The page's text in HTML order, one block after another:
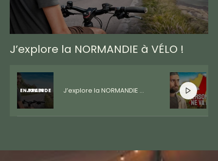
J’explore la NORMANDIE à VÉLO !
EN TRAIN DE JOUER J’explore la NORMANDIE à VÉLO !